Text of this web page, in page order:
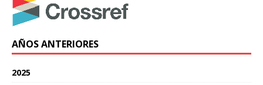
AÑOS ANTERIORES
2025